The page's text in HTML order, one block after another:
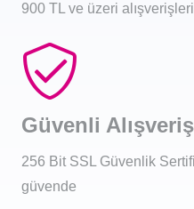
900 TL ve üzeri
Güvenli Alışveriş
256 Bit SSL Güvenlik
güvende